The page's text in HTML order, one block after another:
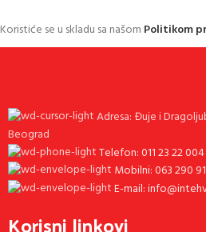
Koristiće se u skladu sa našom Politikom
Adresa: Đuje i
Beograd
Telefon: 011 23 22 004
Mobilni: 063 290
E-mail: